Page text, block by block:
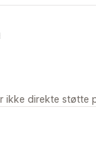
ikke direkte støtte